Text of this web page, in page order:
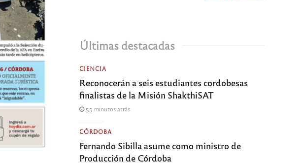
Últimas destacadas
CIENCIA
Reconocerán a seis estudiantes cordobesas
finalistas de la Misión ShakthiSAT
55 minutos atrás
CÓRDOBA
Fernando Sibilla asume como ministro de
Producción de Córdoba